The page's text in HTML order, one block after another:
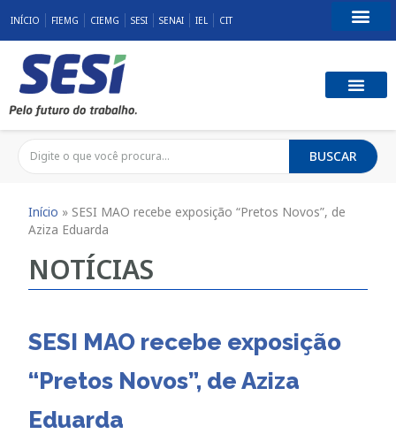
INÍCIO FIEMG CIEMG SESI SENAI IEL CIT
BUSCAR
Início » SESI MAO recebe exposição “Pretos Novos”, de
Aziza Eduarda
NOTÍCIAS
SESI MAO recebe exposição
“Pretos Novos”, de Aziza
Eduarda